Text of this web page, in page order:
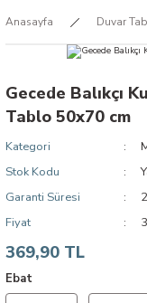
Anasayfa Duvar
Gecede Balıkçı
Tablo 50x70 cm
Kategori
Stok Kodu
Garanti Süresi
Fiyat
369,90 TL
Ebat